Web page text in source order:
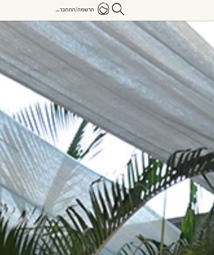
הרשמה/התחברות